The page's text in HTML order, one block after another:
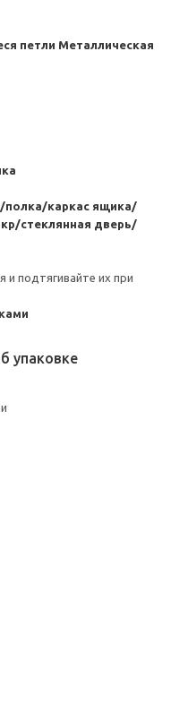
петли Металлическая
полка/каркас ящика/
стеклянная дверь/
и подтягивайте их при
упаковке